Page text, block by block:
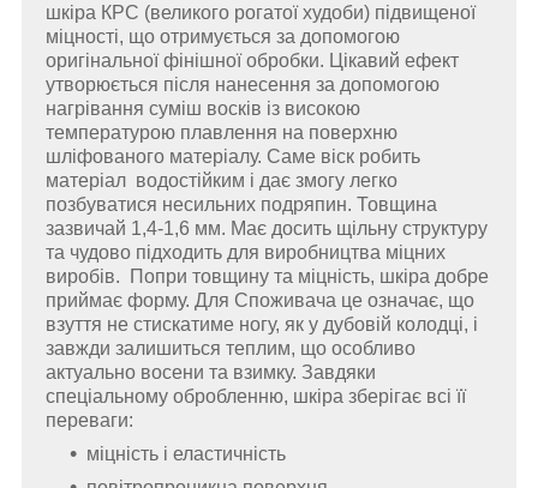
шкіра КРС (великого рогатої худоби) підвищеної
міцності, що отримується за допомогою
оригінальної фінішної обробки. Цікавий ефект
утворюється після нанесення за допомогою
нагрівання суміш восків із високою
температурою плавлення на поверхню
шліфованого матеріалу. Саме віск робить
матеріал водостійким і дає змогу легко
позбуватися несильних подряпин. Товщина
зазвичай 1,4-1,6 мм. Має досить щільну структуру
та чудово підходить для виробництва міцних
виробів. Попри товщину та міцність, шкіра добре
приймає форму. Для Споживача це означає, що
взуття не стискатиме ногу, як у дубовій колодці, і
завжди залишиться теплим, що особливо
актуально восени та взимку. Завдяки
спеціальному обробленню, шкіра зберігає всі її
переваги:
міцність і еластичність